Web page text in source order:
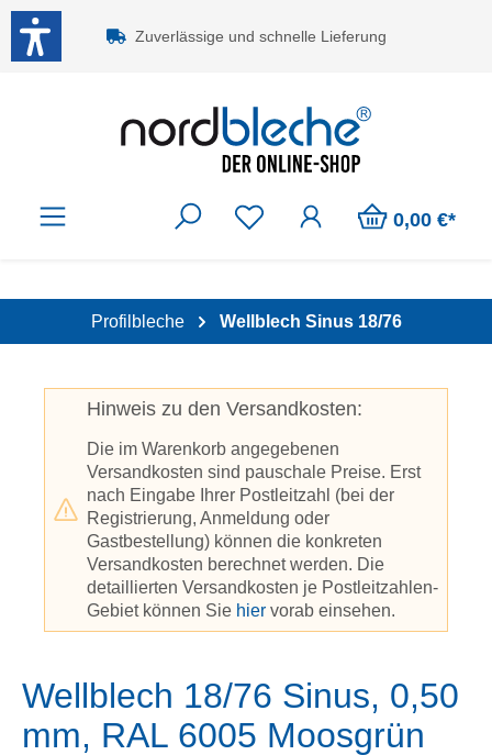
Zum Hauptinhalt springen
Zuverlässige und schnelle Lieferung
0,00 €*
Profilbleche Wellblech Sinus 18/76
Hinweis zu den Versandkosten:
Die im Warenkorb angegebenen
Versandkosten sind pauschale Preise. Erst
nach Eingabe Ihrer Postleitzahl (bei der
Registrierung, Anmeldung oder
Gastbestellung) können die konkreten
Versandkosten berechnet werden. Die
detaillierten Versandkosten je Postleitzahlen-
Gebiet können Sie hier vorab einsehen.
Wellblech 18/76 Sinus, 0,50
mm, RAL 6005 Moosgrün